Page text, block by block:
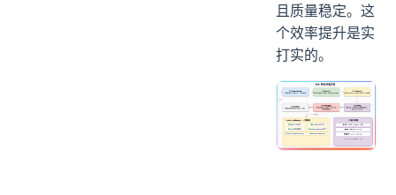
且质量稳定。这
个效率提升是实
打实的。